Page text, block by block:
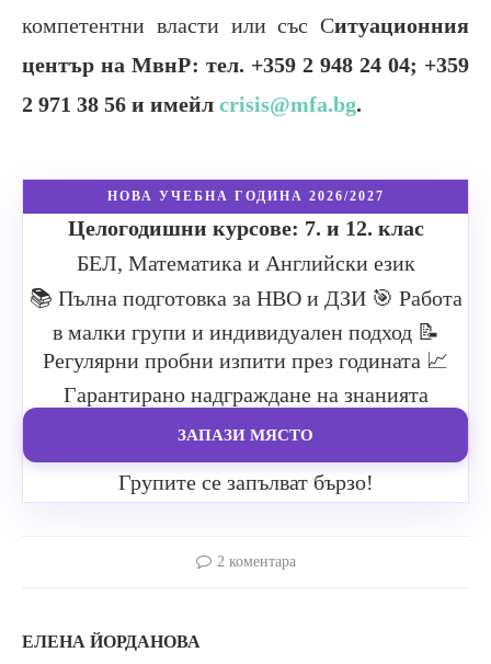
компетентни власти или със Ситуационния
център на МвнР: тел. +359 2 948 24 04; +359
2 971 38 56 и имейл crisis@mfa.bg.
НОВА УЧЕБНА ГОДИНА 2026/2027
Целогодишни курсове: 7. и 12. клас
БЕЛ, Математика и Английски език
📚 Пълна подготовка за НВО и ДЗИ 🎯 Работа
в малки групи и индивидуален подход 📝
Регулярни пробни изпити през годината 📈
Гарантирано надграждане на знанията
ЗАПАЗИ МЯСТО
Групите се запълват бързо!
2 коментара
ЕЛЕНА ЙОРДАНОВА